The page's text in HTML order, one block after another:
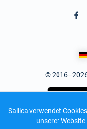
Sailica verwendet
unserer
©